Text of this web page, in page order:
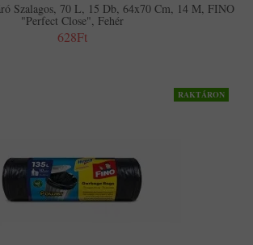
Szalagos, 70 L, 15 Db, 64x70 Cm, 14 Μ, FINO
"Perfect Close", Fehér
628Ft
RAKTÁRON